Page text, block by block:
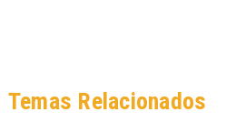
Temas Relacionados